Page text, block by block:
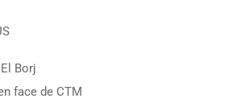
Borj
face de CTM